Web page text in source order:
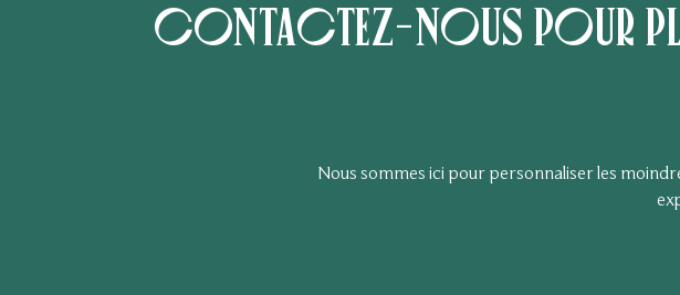
Contactez-nous pour
Nous sommes ici pour personnaliser les